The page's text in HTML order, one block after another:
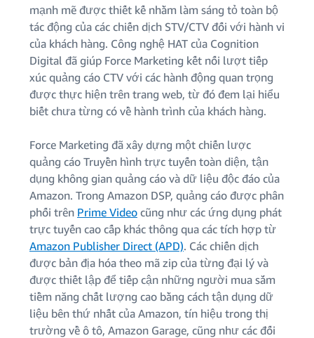
mạnh mẽ được thiết kế nhằm làm sáng tỏ toàn bộ
tác động của các chiến dịch STV/CTV đối với hành vi
của khách hàng. Công nghệ HAT của Cognition
Digital đã giúp Force Marketing kết nối lượt tiếp
xúc quảng cáo CTV với các hành động quan trọng
được thực hiện trên trang web, từ đó đem lại hiểu
biết chưa từng có về hành trình của khách hàng.
Force Marketing đã xây dựng một chiến lược
quảng cáo Truyền hình trực tuyến toàn diện, tận
dụng không gian quảng cáo và dữ liệu độc đáo của
Amazon. Trong Amazon DSP, quảng cáo được phân
phối trên Prime Video cũng như các ứng dụng phát
trực tuyến cao cấp khác thông qua các tích hợp từ
Amazon Publisher Direct (APD). Các chiến dịch
được bản địa hóa theo mã zip của từng đại lý và
được thiết lập để tiếp cận những người mua sắm
tiềm năng chất lượng cao bằng cách tận dụng dữ
liệu bên thứ nhất của Amazon, tín hiệu trong thị
trường về ô tô, Amazon Garage, cũng như các đối